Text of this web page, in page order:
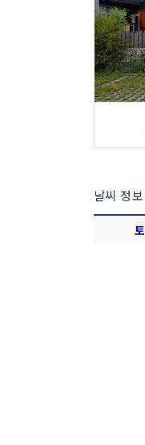
날씨 정보
토